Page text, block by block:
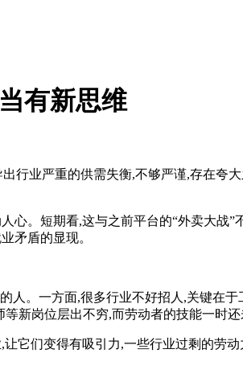
有新思维
行业严重的供需失衡,不够严谨,存在夸
心。短期看,这与之前平台的“外卖大战
矛盾的显现。
人。一方面,很多行业不好招人,关键在
新岗位层出不穷,而劳动者的技能一时还
它们变得有吸引力,一些行业过剩的劳